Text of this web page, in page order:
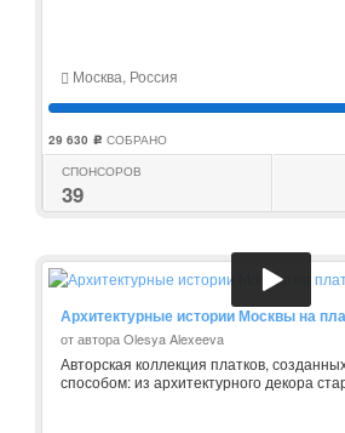
Москва, Россия
29 630 c СОБРАНО
СПОНСОРОВ
39
Архитектурные истории Москвы на
от автора Olesya Alexeeva
Авторская коллекция платков,
способом: из архитектурного декора